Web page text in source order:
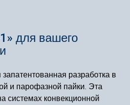
для вашего
разработка в
и парофазной пайки. Эта
системах конвекционной